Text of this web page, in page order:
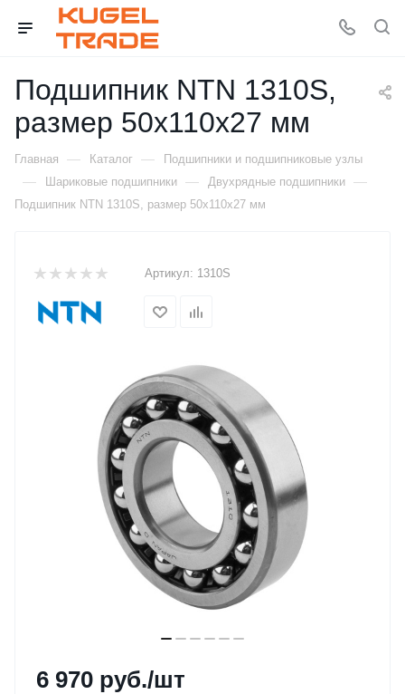
Подшипник NTN 1310S,
размер 50x110x27 мм
Главная — Каталог — Подшипники и подшипниковые узлы
— Шариковые подшипники — Двухрядные подшипники —
Подшипник NTN 1310S, размер 50x110x27 мм
Артикул: 1310S
6 970 руб./шт